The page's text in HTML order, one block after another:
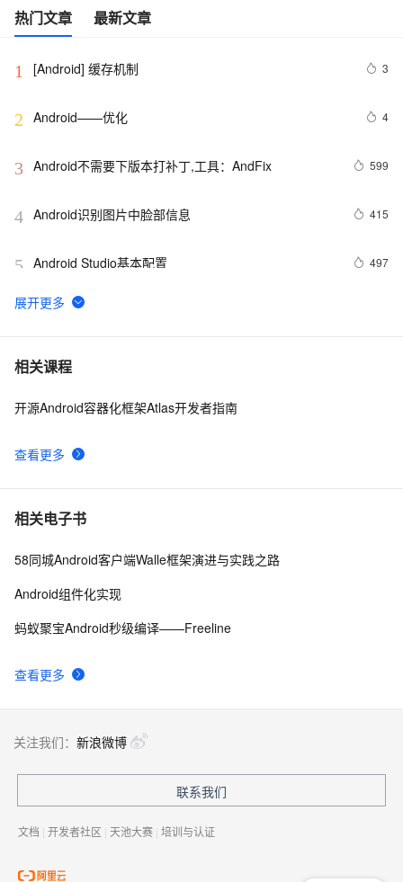
热门文章 最新文章
1 [Android] 缓存机制 3
2 Android——优化 4
3 Android不需要下版本打补丁,工具：AndFix 599
4 Android识别图片中脸部信息 415
5 Android Studio基本配置 497
6 Android Socket与服务器通信通用Demo
7 FFmpeg开发笔记（五十九）Linux编译ijkplayer的
8 申请google android map api key
9 [Android]Activity跳转传递任意类型的数据、Activity为
10
相关课程
查看更多
开源Android容器化框架Atlas开发者指南
相关电子书
查看更多
58同城Android客户端Walle框架演进与实践之路
Android组件化实现
蚂蚁聚宝Android秒级编译——Freeline
关注我们： 新浪微博
联系我们
文档 | 开发者社区 | 天池大赛 | 培训与认证